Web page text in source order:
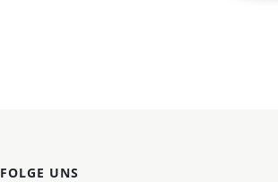
FOLGE UNS